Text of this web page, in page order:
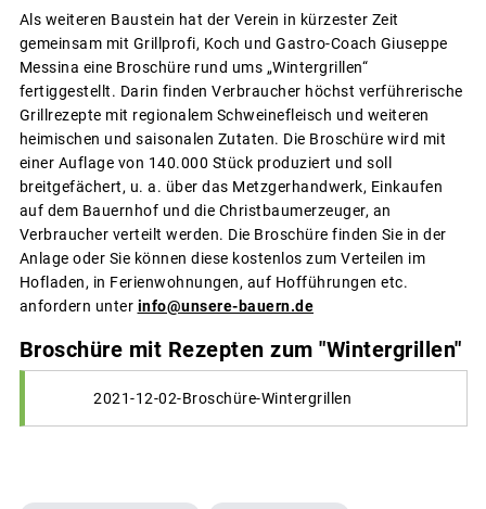
Als weiteren Baustein hat der Verein in kürzester Zeit
gemeinsam mit Grillprofi, Koch und Gastro-Coach Giuseppe
Messina eine Broschüre rund ums „Wintergrillen“
fertiggestellt. Darin finden Verbraucher höchst verführerische
Grillrezepte mit regionalem Schweinefleisch und weiteren
heimischen und saisonalen Zutaten. Die Broschüre wird mit
einer Auflage von 140.000 Stück produziert und soll
breitgefächert, u. a. über das Metzgerhandwerk, Einkaufen
auf dem Bauernhof und die Christbaumerzeuger, an
Verbraucher verteilt werden. Die Broschüre finden Sie in der
Anlage oder Sie können diese kostenlos zum Verteilen im
Hofladen, in Ferienwohnungen, auf Hofführungen etc.
anfordern unter info@unsere-bauern.de
Broschüre mit Rezepten zum "Wintergrillen"
2021-12-02-Broschüre-Wintergrillen